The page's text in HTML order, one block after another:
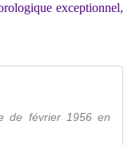
exceptionnel,
de février 1956 en